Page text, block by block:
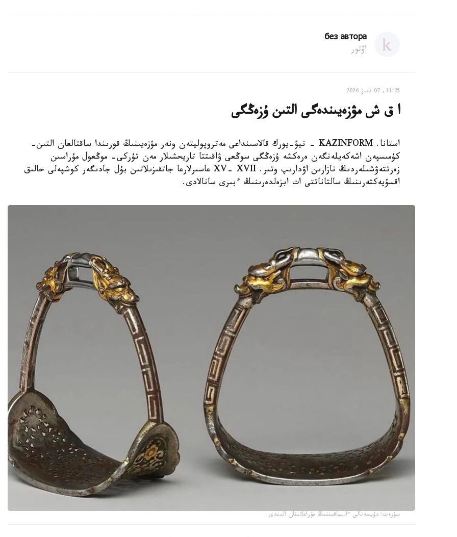
без автора
اۆتور
11:25, 07 تامىز 2026
ا ق ش مۋزەيىندەگى التىن ۇزەڭگى
استانا. KAZINFORM - نيۋ-يورك قالاسىنداعى مەتروپوليتەن ونەر مۋزەيىنىڭ قورىندا ساقتالعان التىن-
كۇمىسپەن اشەكەيلەنگەن ەرەكشە ۇزەڭگى سوڭعى ۋاقىتتا تاريحشىلار مەن تۇركى- موڭعول مۇراسىن
زەرتتەۋشىلەردىڭ نازارىن اۋدارىپ وتىر. XV- XVII عاسىرلارعا جاتقىزىلاتىن بۇل جادىگەر كوشپەلى حالىق
اقسۇيەكتەرىنىڭ سالتاناتتى ات ابزەلدەرىنىڭ ءبىرى سانالادى.
سۋرەت: دۇيسەنالى ءالىماقىننىڭ مۇراعاتىنان الىندى